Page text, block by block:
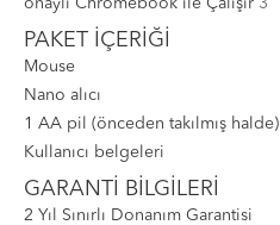
onaylı Chromebook ile Çalışır 3
PAKET İÇERİĞİ
Mouse
Nano alıcı
1 AA pil (önceden takılmış halde)
Kullanıcı belgeleri
GARANTİ BİLGİLERİ
2 Yıl Sınırlı Donanım Garantisi